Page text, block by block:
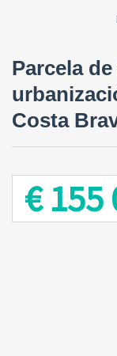
Parcela
Costa
€ 155